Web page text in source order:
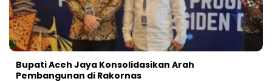
Bupati Aceh Jaya Konsolidasikan Arah
Pembangunan di Rakornas